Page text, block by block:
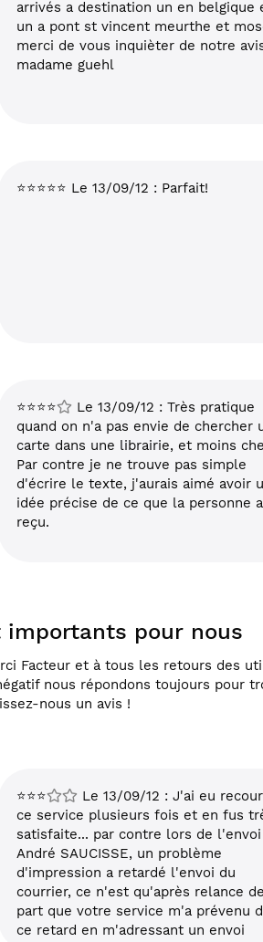
arrivés a destination un en belgique
un a pont st vincent meurthe et
merci de vous inquièter de notre
madame guehl
⭐⭐⭐⭐⭐ Le 13/09/12 : Parfait!
⭐⭐⭐⭐
Le 13/09/12 : Très pratique
quand on n'a pas envie de chercher
carte dans une librairie, et moins
Par contre je ne trouve pas simple
d'écrire le texte, j'aurais aimé avoir
idée précise de ce que la personne a
reçu.
importants pour nous
Facteur et à tous les retours des
nous répondons toujours pour
nous un avis !
⭐⭐⭐
Le 13/09/12 : J'ai eu
ce service plusieurs fois et en fus
satisfaite... par contre lors de l'envoi
André SAUCISSE, un problème
d'impression a retardé l'envoi du
courrier, ce n'est qu'après relance
part que votre service m'a prévenu
ce retard en m'adressant un envoi